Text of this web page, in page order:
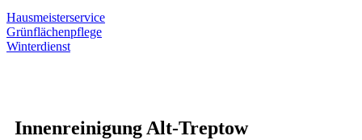
Hausmeisterservice
Grünflächenpflege
Winterdienst
Innenreinigung Alt-Treptow